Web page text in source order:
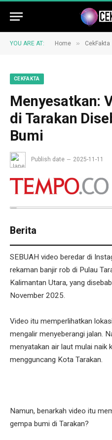
YOU ARE AT: Home » CekFakta
CEKFAKTA
Menyesatkan:
di Tarakan
Bumi
Publish date 2025-11-11
Berita
SEBUAH video beredar di
rekaman banjir rob di Pulau
Kalimantan Utara, yang
November 2025.
Video itu memperlihatkan
mengalir menyeberangi jalan.
menyatakan air laut mulai naik
mengguncang Kota Tarakan.
Namun, benarkah video itu
gempa bumi di Tarakan?